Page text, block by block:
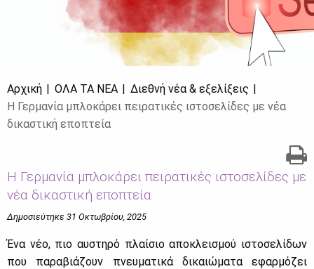
Αρχική ΌΛΑ ΤΑ ΝΈΑ
Διεθνή νέα & εξελίξεις
Η Γερμανία μπλοκάρει πειρατικές ιστοσελίδες με νέα
δικαστική εποπτεία
Η Γερμανία μπλοκάρει πειρατικές ιστοσελίδες με
νέα δικαστική εποπτεία
Δημοσιεύτηκε 31 Οκτωβρίου, 2025
Ένα νέο, πιο αυ­στη­ρό πλαί­σιο απο­κλει­σμού ιστο­σε­λί­δων
που πα­ρα­βιά­ζουν πνευ­μα­τι­κά δι­καιώ­μα­τα εφαρ­μό­ζει